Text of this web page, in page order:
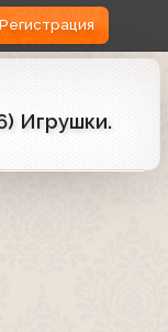
Регистрация
Игрушки.